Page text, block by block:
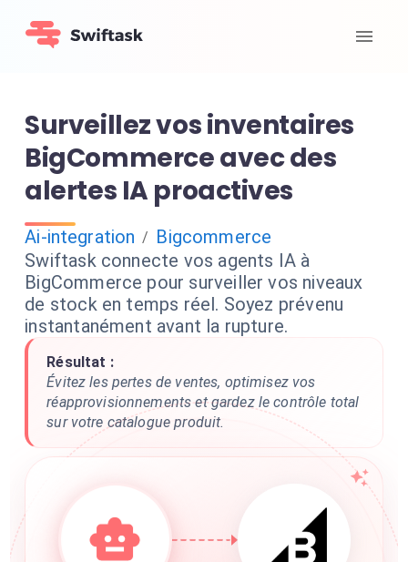
Surveillez vos inventaires
BigCommerce avec des
alertes IA proactives
Ai-integration / Bigcommerce
Swiftask connecte vos agents IA à
BigCommerce pour surveiller vos niveaux
de stock en temps réel. Soyez prévenu
instantanément avant la rupture.
Résultat :
Évitez les pertes de ventes, optimisez vos
réapprovisionnements et gardez le contrôle total
sur votre catalogue produit.